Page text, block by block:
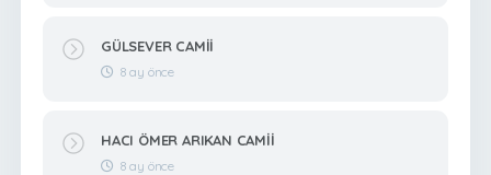
GÜLSEVER CAMİİ
8 ay önce
HACI ÖMER ARIKAN CAMİİ
8 ay önce